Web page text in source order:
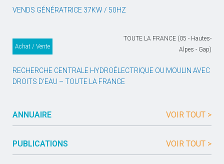
VENDS GÉNÉRATRICE 37KW / 50HZ
Achat / Vente
TOUTE LA FRANCE (05 - Hautes-
Alpes - Gap)
RECHERCHE CENTRALE HYDROÉLECTRIQUE OU MOULIN AVEC
DROITS D’EAU – TOUTE LA FRANCE
ANNUAIRE VOIR TOUT >
PUBLICATIONS VOIR TOUT >